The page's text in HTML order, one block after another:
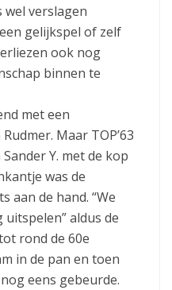
wel verslagen
gelijkspel of zelf
ook nog
binnen te
met een
Maar TOP’63
Y. met de kop
was de
aan de hand. “We
aldus de
rond de 60e
in de pan en toen
eens gebeurde.